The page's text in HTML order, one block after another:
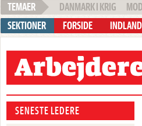
DANMARK I KRIG
FORSIDE
INDLAND
Du kan
SENESTE LEDERE